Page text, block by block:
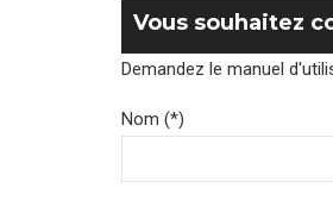
Vous souhaitez
Demandez le manuel
Nom (*)